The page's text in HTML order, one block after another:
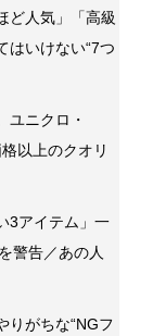
ど人気」「高級
はいけない“7つ
ユニクロ・
以上のクオリ
3アイテム」一
警告／あの人
りがちな“NGフ